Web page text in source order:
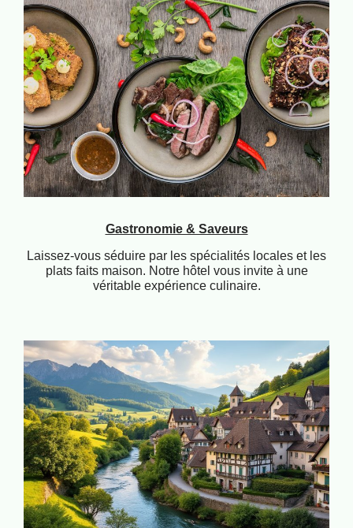
Gastronomie & Saveurs
Laissez-vous séduire par les spécialités locales et les
plats faits maison. Notre hôtel vous invite à une
véritable expérience culinaire.